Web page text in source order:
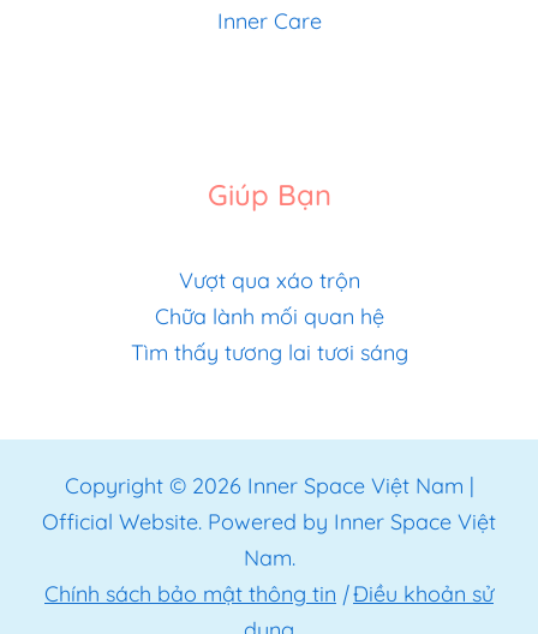
Inner Care
Giúp Bạn
Vượt qua xáo trộn
Chữa lành mối quan hệ
Tìm thấy tương lai tươi sáng
Copyright © 2026 Inner Space Việt Nam |
Official Website. Powered by Inner Space Việt
Nam.
Chính sách bảo mật thông tin |Điều khoản sử